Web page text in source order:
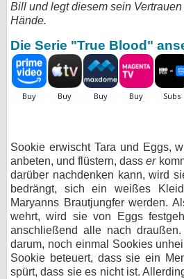
Bill und legt diesem sein
Hände.
Die Serie "True Blood"
Sookie erwischt Tara und Eggs,
anbeten, und flüstern, dasser
darüber nachdenken kann, wird
bedrängt, sich ein weißes
Maryanns Brautjungfer werden.
wehrt, wird sie von Eggs
anschließend alle nach
darum, noch einmal Sookies
Sookie beteuert, dass sie ein
spürt, dass sie es nicht ist.
Forum
bei X
bei
Kontakt